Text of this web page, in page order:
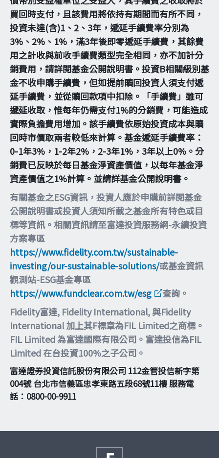
買回時支付，且該費用將依持有期間而有所不同，
投資未達(含)1、2、3年，遞延手續費率分別為
3%、2%、1%，滿3年後即零遞延手續費，其餘費
用之計收與前收手續費類型完全相同，亦不加計分
銷費用，請詳閱基金公開說明書。投資B相關級別基
金不收申購手續費，但如提前贖回投資人須支付遞
延手續費，並從贖回款項中扣除。「手續費」雖可
遞延收取，惟每年仍需支付1%的分銷費，可能造成
實際負擔費用增加。該手續費依原始投資成本與贖
回時市價取兩者較低來計算。基金遞延手續費率：
0-1年3%，1-2年2%，2-3年1%，3年以上0%。分
銷費已反映於每日基金淨資產價值，以每年基金淨
資產價值之1%計算。並請詳基金公開說明書。
有關基金之ESG資訊，投資人應於申購前詳閱基金
公開說明書或投資人須知所載之基金所有特色或目
標等資訊。相關資訊請至富達投資服務網-永續投資
方案專區
https://www.fidelity.com.tw/sustainable-
investing/our-sustainable-solutions/或基金資訊
觀測站-ESG基金專區
https://www.fundclear.com.tw/esg
查詢。
Fidelity富達, Fidelity International, 與Fidelity
International 加上其F標章為FIL Limited之商標。
FIL Limited 為富達國際有限公司。富達投信為FIL
Limited 在台投資100%之子公司。
富達證券投資信託股份有限公司 112金管投信新字第
004號 台北市信義區忠孝東路五段68號11樓 服務電
話：0800-00-9911